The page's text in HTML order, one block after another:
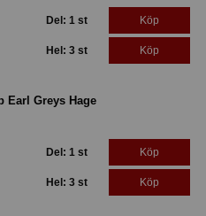
Del: 1 st Köp
Hel: 3 st Köp
Earl Greys Hage
Del: 1 st Köp
Hel: 3 st Köp